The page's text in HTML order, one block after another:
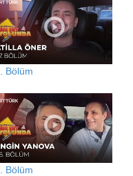
Bölüm
Bölüm